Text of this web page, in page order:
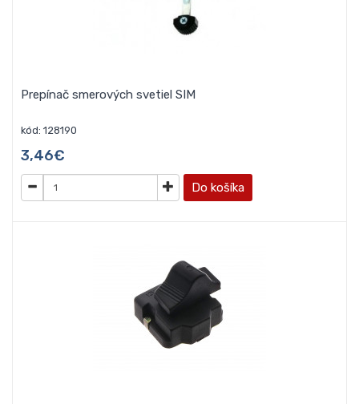
Prepínač smerových svetiel SIM
kód: 128190
3,46€
Do košíka